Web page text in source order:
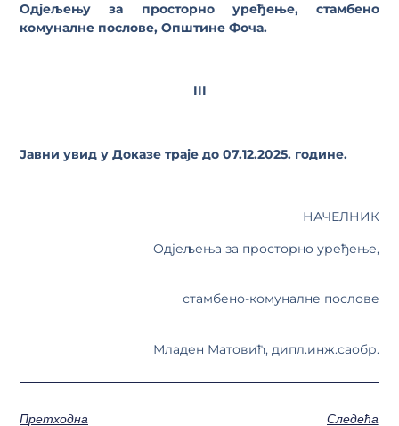
Одјељењу за просторно уређење, стамбено
комуналне послове, Општине Фоча.
III
Јавни увид у Доказе траје до 07.12.2025. године.
НАЧЕЛНИК
Одјељења за просторнo уређење,
стамбено-комуналне послове
Младен Матовић, дипл.инж.саобр.
Претходна Следећа